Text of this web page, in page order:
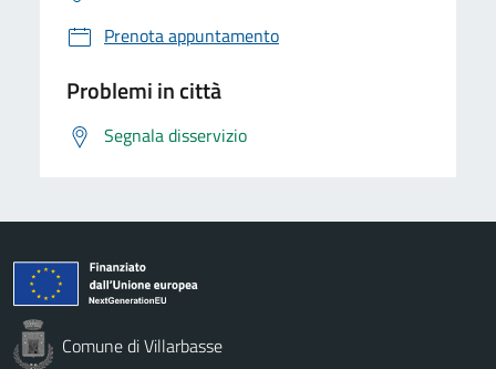
Prenota appuntamento
Problemi in città
Segnala disservizio
Comune di Villarbasse